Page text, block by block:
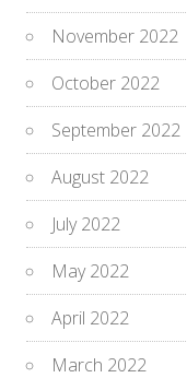
November 2022
October 2022
September 2022
August 2022
July 2022
May 2022
April 2022
March 2022